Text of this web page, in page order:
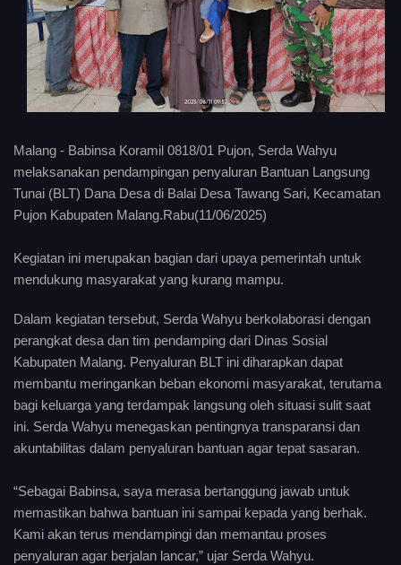
Malang - Babinsa Koramil 0818/01 Pujon, Serda Wahyu
melaksanakan pendampingan penyaluran Bantuan Langsung
Tunai (BLT) Dana Desa di Balai Desa Tawang Sari, Kecamatan
Pujon Kabupaten Malang.Rabu(11/06/2025)
Kegiatan ini merupakan bagian dari upaya pemerintah untuk
mendukung masyarakat yang kurang mampu.
Dalam kegiatan tersebut, Serda Wahyu berkolaborasi dengan
perangkat desa dan tim pendamping dari Dinas Sosial
Kabupaten Malang. Penyaluran BLT ini diharapkan dapat
membantu meringankan beban ekonomi masyarakat, terutama
bagi keluarga yang terdampak langsung oleh situasi sulit saat
ini. Serda Wahyu menegaskan pentingnya transparansi dan
akuntabilitas dalam penyaluran bantuan agar tepat sasaran.
“Sebagai Babinsa, saya merasa bertanggung jawab untuk
memastikan bahwa bantuan ini sampai kepada yang berhak.
Kami akan terus mendampingi dan memantau proses
penyaluran agar berjalan lancar,” ujar Serda Wahyu.